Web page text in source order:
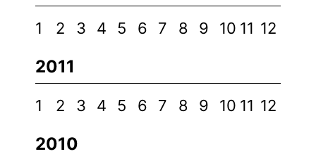
1 2 3 4 5 6 7 8 9 10 11 12
2011
1 2 3 4 5 6 7 8 9 10 11 12
2010